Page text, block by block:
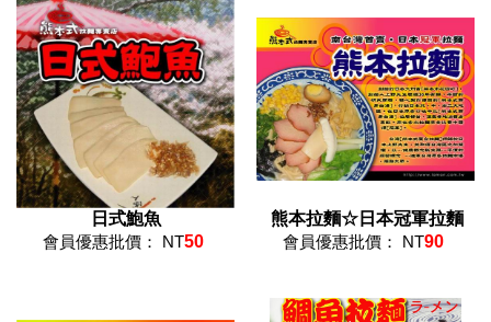
日式鮑魚
會員優惠批價： NT50
熊本拉麵☆日本冠軍拉麵
會員優惠批價： NT90